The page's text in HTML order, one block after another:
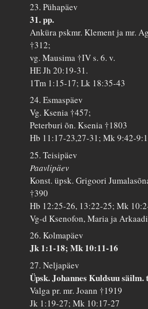
23. Pühapäev
31. pp.
Anküra pskmr. Klement ja mr.
†312;
vg. Mausima †IV s. 6. v.
HE Jh 20:19-31.
1Tm 1:15-17; Lk 18:35-43
24. Esmaspäev
Vg. Ksenia †457;
Peterburi õn. Ksenia †1803
Hb 11:17-23,27-31; Mk 9:42-9:1
25. Teisipäev
Paavlipäev
Konst. üpsk. Grigoori
†390
Hb 12:25-26, 13:22-25; Mk
Vg-d Ksenofon, Maria ja
26. Kolmapäev
Jk 1:1-18; Mk 10:11-16
27. Neljapäev
Üpsk. Johannes Kuldsuu säilm.
Valga pr. mr. Joann †1919
Jk 1:19-27; Mk 10:17-27